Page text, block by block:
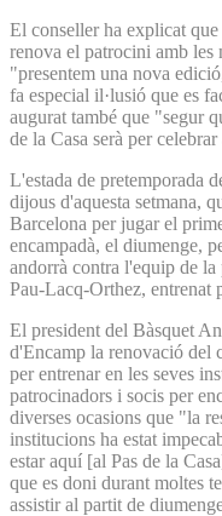
El conseller ha explicat
renova el patrocini amb les
"presentem una nova
fa especial il·lusió que es
augurat també que "segur
de la Casa serà per
L'estada de pretemporada
dijous d'aquesta setmana,
Barcelona per jugar el
encampadà, el diumenge,
andorrà contra l'equip de
Pau-Lacq-Orthez, entrenat
El president del Bàsquet
d'Encamp la renovació del
per entrenar en les seves
patrocinadors i socis per
diverses ocasions que "la
institucions ha estat
estar aquí [al Pas de la
que es doni durant moltes
assistir al partit de